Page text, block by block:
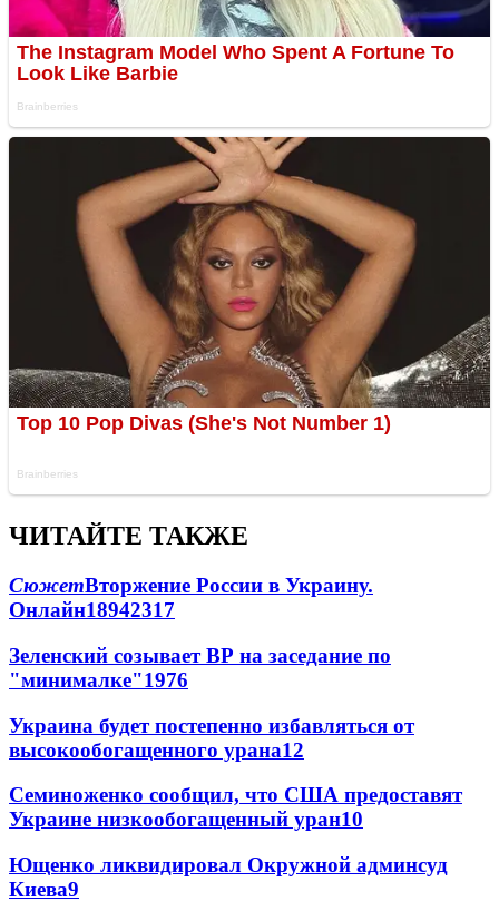
ЧИТАЙТЕ ТАКЖЕ
СюжетВторжение России в Украину.
Онлайн18942317
Зеленский созывает ВР на заседание по
"минималке"1976
Украина будет постепенно избавляться от
высокообогащенного урана12
Семиноженко сообщил, что США предоставят
Украине низкообогащенный уран10
Ющенко ликвидировал Окружной админсуд
Киева9